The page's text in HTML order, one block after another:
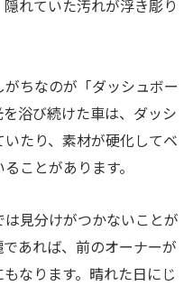
れていた汚れが浮き彫り
ちなのが「ダッシュボー
浴び続けた車は、ダッシ
たり、素材が硬化してベ
ことがあります。
見分けがつかないことが
あれば、前のオーナーが
なります。晴れた日にじ